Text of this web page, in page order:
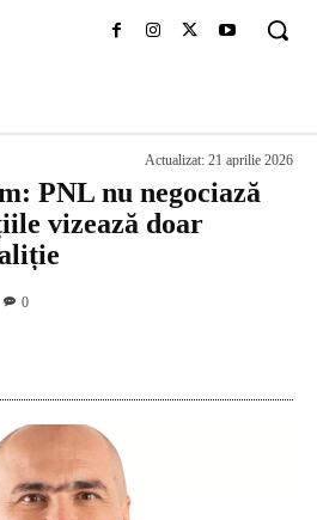
Actualizat: 21 aprilie 2026
PNL nu negociază
vizează doar
0